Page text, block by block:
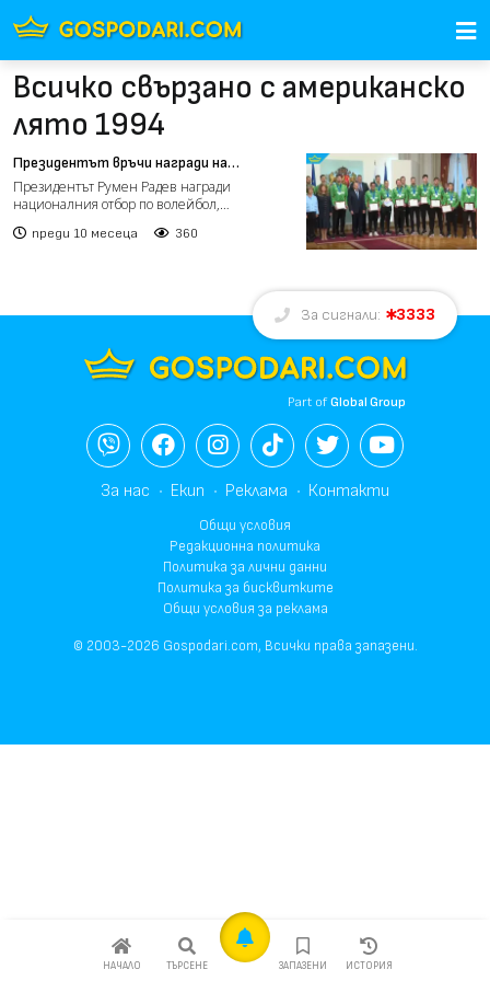
Всичко свързано с американско
лято 1994
Президентът връчи награди на
националите по волейбол (видео)
Президентът Румен Радев награди
националния отбор по волейбол,
преди 10 месеца 360
НАЧАЛО ТЪРСЕНЕ ЗАПАЗЕНИ ИСТОРИЯ
За сигнали: 3333
Part ofGlobal Group
За нас Екип Реклама Контакти
Общи условия
Редакционна политика
Политика за лични данни
Политика за бисквитките
Общи условия за реклама
© 2003-2026 Gospodari.com, Всички права запазени.